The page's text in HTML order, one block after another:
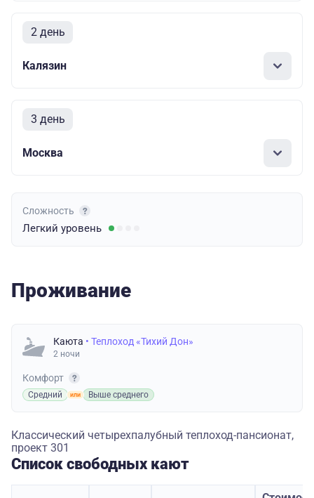
2 день
Калязин
3 день
Москва
Сложность
Легкий уровень
Проживание
Каюта • Теплоход «Тихий Дон»
2 ночи
Комфорт
Средний Выше среднего
Классический четырехпалубный теплоход-пансионат,
проект 301
Список свободных кают